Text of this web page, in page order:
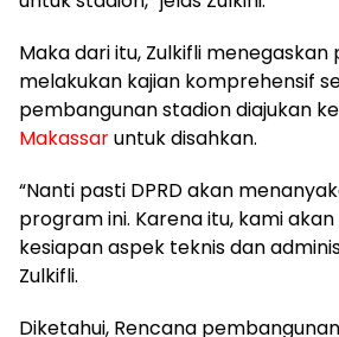
Maka dari itu, Zulkifli menegaskan
melakukan kajian komprehensif
pembangunan stadion diajukan ke
Makassaruntuk disahkan.
“Nanti pasti DPRD akan
program ini. Karena itu, kami
kesiapan aspek teknis dan
Zulkifli.
Diketahui, Rencana